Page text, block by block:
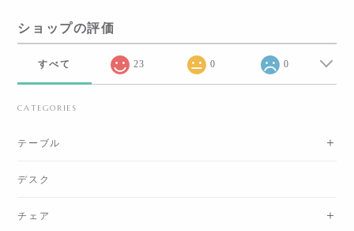
ショップの評価
すべて 23 0 0
CATEGORIES
テーブル
デスク
チェア